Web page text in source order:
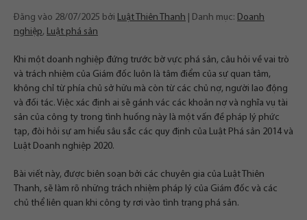
Đăng vào 28/07/2025 bởi Luật Thiên Thanh Danh mục: Doanh
nghiệp, Luật phá sản
Khi một doanh nghiệp đứng trước bờ vực phá sản, câu hỏi về vai trò
và trách nhiệm của Giám đốc luôn là tâm điểm của sự quan tâm,
không chỉ từ phía chủ sở hữu mà còn từ các chủ nợ, người lao động
và đối tác. Việc xác định ai sẽ gánh vác các khoản nợ và nghĩa vụ tài
sản của công ty trong tình huống này là một vấn đề pháp lý phức
tạp, đòi hỏi sự am hiểu sâu sắc các quy định của Luật Phá sản 2014 và
Luật Doanh nghiệp 2020.
Bài viết này, được biên soạn bởi các chuyên gia của Luật Thiên
Thanh, sẽ làm rõ những trách nhiệm pháp lý của Giám đốc và các
chủ thể liên quan khi công ty rơi vào tình trạng phá sản.